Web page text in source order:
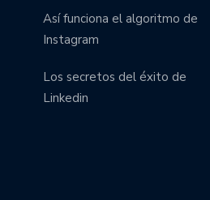
Así funciona el algoritmo de
Instagram
Los secretos del éxito de
Linkedin